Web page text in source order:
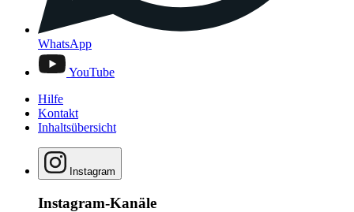
WhatsApp
YouTube
Hilfe
Kontakt
Inhaltsübersicht
Instagram
Instagram-Kanäle